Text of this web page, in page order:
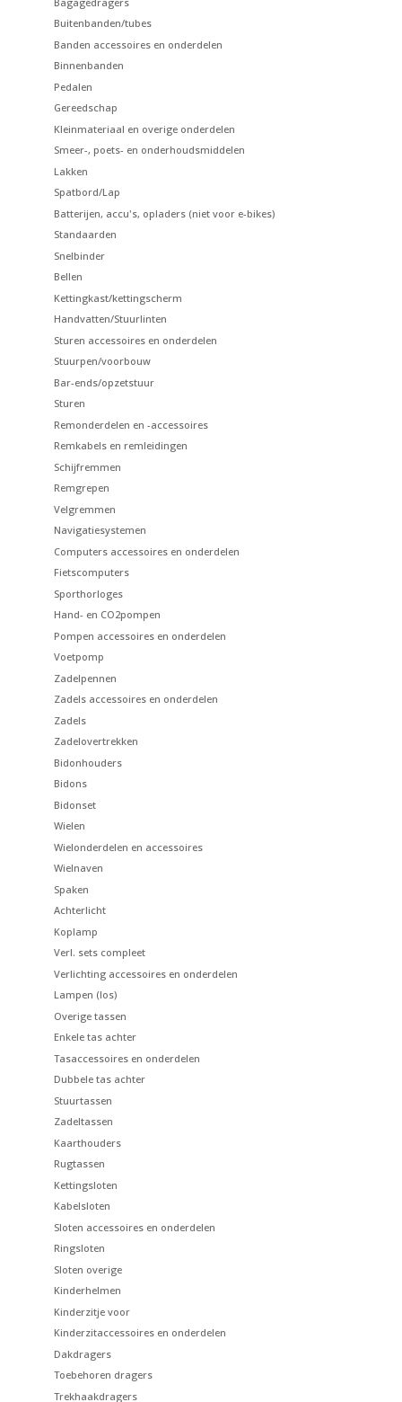
Buitenbanden/tubes
Banden accessoires en onderdelen
Binnenbanden
Pedalen
Gereedschap
Kleinmateriaal en overige onderdelen
Smeer-, poets- en onderhoudsmiddelen
Lakken
Spatbord/Lap
Batterijen, accu's, opladers (niet voor e-bikes)
Standaarden
Snelbinder
Bellen
Kettingkast/kettingscherm
Handvatten/Stuurlinten
Sturen accessoires en onderdelen
Stuurpen/voorbouw
Bar-ends/opzetstuur
Sturen
Remonderdelen en -accessoires
Remkabels en remleidingen
Schijfremmen
Remgrepen
Velgremmen
Navigatiesystemen
Computers accessoires en onderdelen
Fietscomputers
Sporthorloges
Hand- en CO2pompen
Pompen accessoires en onderdelen
Voetpomp
Zadelpennen
Zadels accessoires en onderdelen
Zadels
Zadelovertrekken
Bidonhouders
Bidons
Bidonset
Wielen
Wielonderdelen en accessoires
Wielnaven
Spaken
Achterlicht
Koplamp
Verl. sets compleet
Verlichting accessoires en onderdelen
Lampen (los)
Overige tassen
Enkele tas achter
Tasaccessoires en onderdelen
Dubbele tas achter
Stuurtassen
Zadeltassen
Kaarthouders
Rugtassen
Kettingsloten
Kabelsloten
Sloten accessoires en onderdelen
Ringsloten
Sloten overige
Kinderhelmen
Kinderzitje voor
Kinderzitaccessoires en onderdelen
Dakdragers
Toebehoren dragers
Trekhaakdragers